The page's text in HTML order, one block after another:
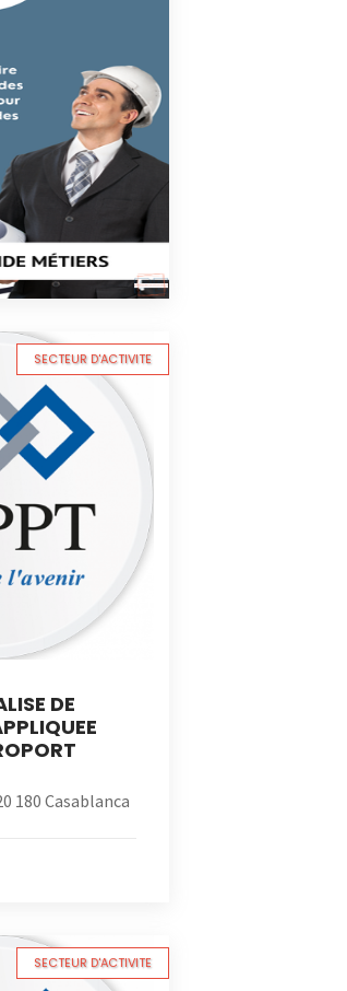
SECTEUR D'ACTIVITE
DE
180 Casablanca
SECTEUR D'ACTIVITE